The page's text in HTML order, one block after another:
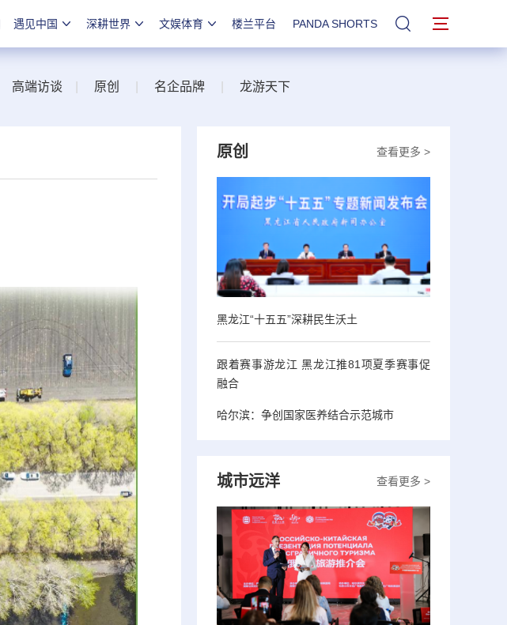
遇见中国 深耕世界 文娱体育 楼兰平台 PANDA SHORTS 站内搜索
高端访谈 原创 名企品牌 龙游天下
查看更多 >
原创
黑龙江“十五五”深耕民生沃土
跟着赛事游龙江 黑龙江推81项夏季赛事促
融合
哈尔滨：争创国家医养结合示范城市
查看更多 >
城市远洋